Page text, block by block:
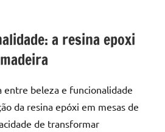
a resina epoxi
entre beleza e funcionalidade
da resina epóxi em mesas de
de transformar